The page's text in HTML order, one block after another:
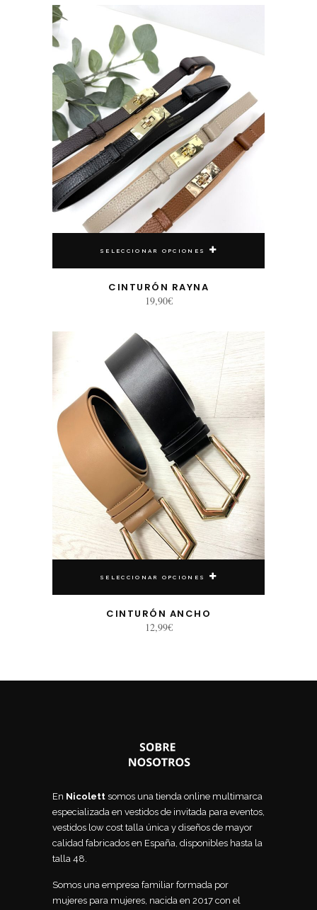
SELECCIONAR OPCIONES
CINTURÓN RAYNA
19,90€
SELECCIONAR OPCIONES
CINTURÓN ANCHO
12,99€
En Nicolett somos una tienda online multimarca
especializada en vestidos de invitada para eventos,
vestidos low cost talla única y diseños de mayor
calidad fabricados en España, disponibles hasta la
talla 48.
Somos una empresa familiar formada por
mujeres para mujeres, nacida en 2017 con el